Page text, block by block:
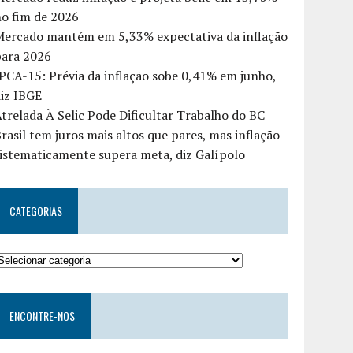
fim de 2026
mantém em 5,33% expectativa da inflação
2026
15: Prévia da inflação sobe 0,41% em junho,
IBGE
À Selic Pode Dificultar Trabalho do BC
tem juros mais altos que pares, mas inflação
supera meta, diz Galípolo
CATEGORIAS
ENCONTRE-NOS